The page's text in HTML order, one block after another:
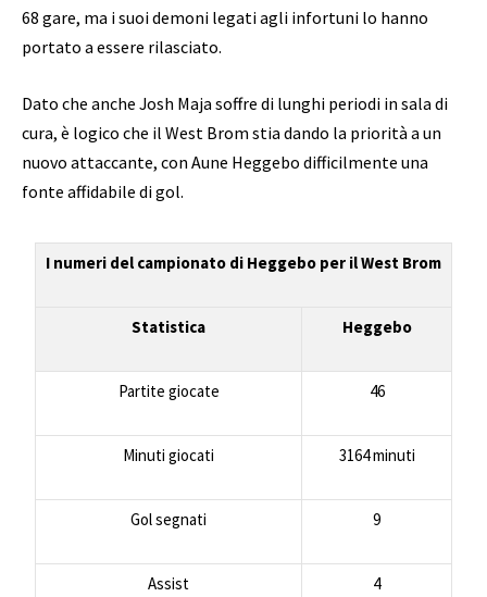
68 gare, ma i suoi demoni legati agli infortuni lo hanno
portato a essere rilasciato.
Dato che anche Josh Maja soffre di lunghi periodi in sala di
cura, è logico che il West Brom stia dando la priorità a un
nuovo attaccante, con Aune Heggebo difficilmente una
fonte affidabile di gol.
I numeri del campionato di Heggebo per il West Brom
Statistica Heggebo
Partite giocate 46
Minuti giocati 3164 minuti
Gol segnati 9
Assist 4